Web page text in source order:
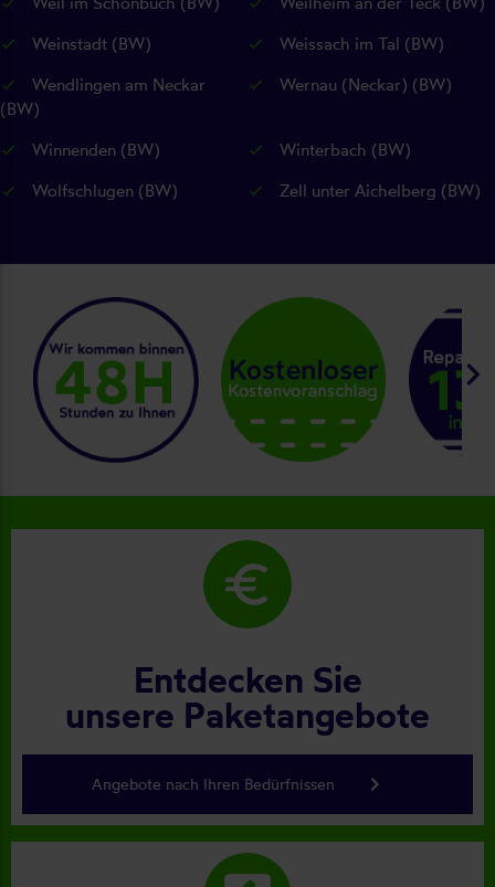
Weinstadt (BW)
Weissach im Tal (BW)
Wendlingen am Neckar
(BW)
Wernau (Neckar) (BW)
Winnenden (BW)
Winterbach (BW)
Wolfschlugen (BW)
Zell unter Aichelberg (BW)
keyboard_arrow_right
euro
Entdecken Sie
unsere Paketangebote
Angebote nach Ihren Bedürfnissen keyboard_arrow_right